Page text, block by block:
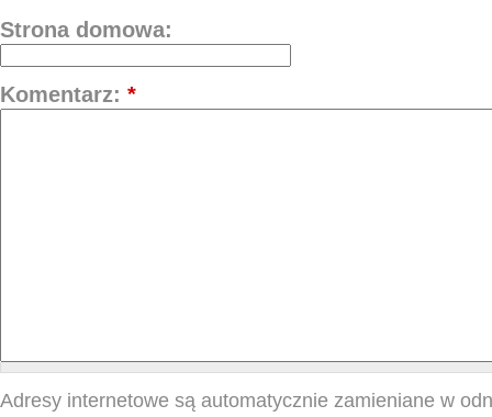
Strona domowa:
Komentarz: *
Adresy internetowe są automatycznie zamieniane w